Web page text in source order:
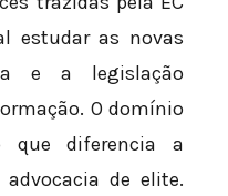
estudar as novas
e a legislação
O domínio
que diferencia a
de elite.